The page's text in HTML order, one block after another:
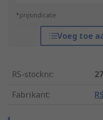
*prijsindicatie
Voeg toe
RS-stocknr.:
Fabrikant: